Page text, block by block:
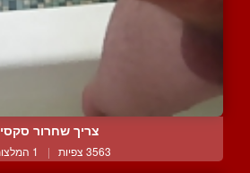
צריך שחרור סקסי
3563 צפיות | 1 המלצות